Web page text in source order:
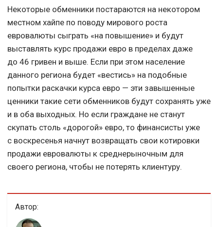
Некоторые обменники постараются на некотором
местном хайпе по поводу мирового роста
евровалюты сыграть «на повышение» и будут
выставлять курс продажи евро в пределах даже
до 46 гривен и выше. Если при этом население
данного региона будет «вестись» на подобные
попытки раскачки курса евро — эти завышенные
ценники такие сети обменников будут сохранять уже
и в оба выходных. Но если граждане не станут
скупать столь «дорогой» евро, то финансисты уже
с воскресенья начнут возвращать свои котировки
продажи евровалюты к среднерыночным для
своего региона, чтобы не потерять клиентуру.
Автор: